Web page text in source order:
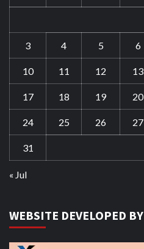
3 4 5 6
10 11 12 13
17 18 19 20
24 25 26 27
31
« Jul
WEBSITE DEVELOPED BY